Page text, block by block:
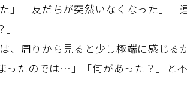
」「友だちが突然いなくなった」「
、周りから見ると少し極端に感じる
ったのでは…」「何があった？」と